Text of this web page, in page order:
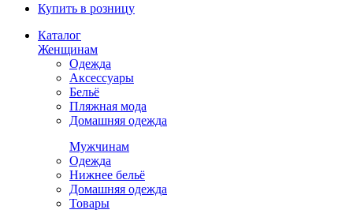
Купить в розницу
Каталог
Женщинам
Одежда
Аксессуары
Бельё
Пляжная мода
Домашняя одежда
Мужчинам
Одежда
Нижнее бельё
Домашняя одежда
Товары